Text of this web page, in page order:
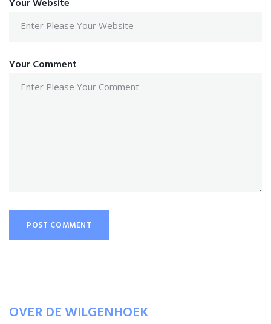
Your Website
Your Comment
OVER DE WILGENHOEK